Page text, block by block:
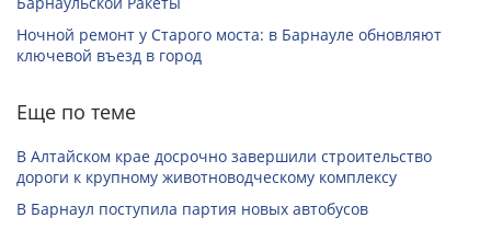
Ночной ремонт у Старого моста: в Барнауле обновляют
ключевой въезд в город
Еще по теме
В Алтайском крае досрочно завершили строительство
дороги к крупному животноводческому комплексу
В Барнаул поступила партия новых автобусов